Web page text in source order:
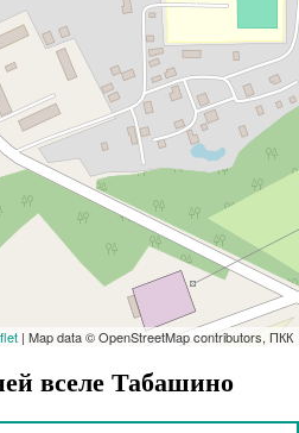
| Map data © OpenStreetMap contributors, ПКК
вселе Табашино